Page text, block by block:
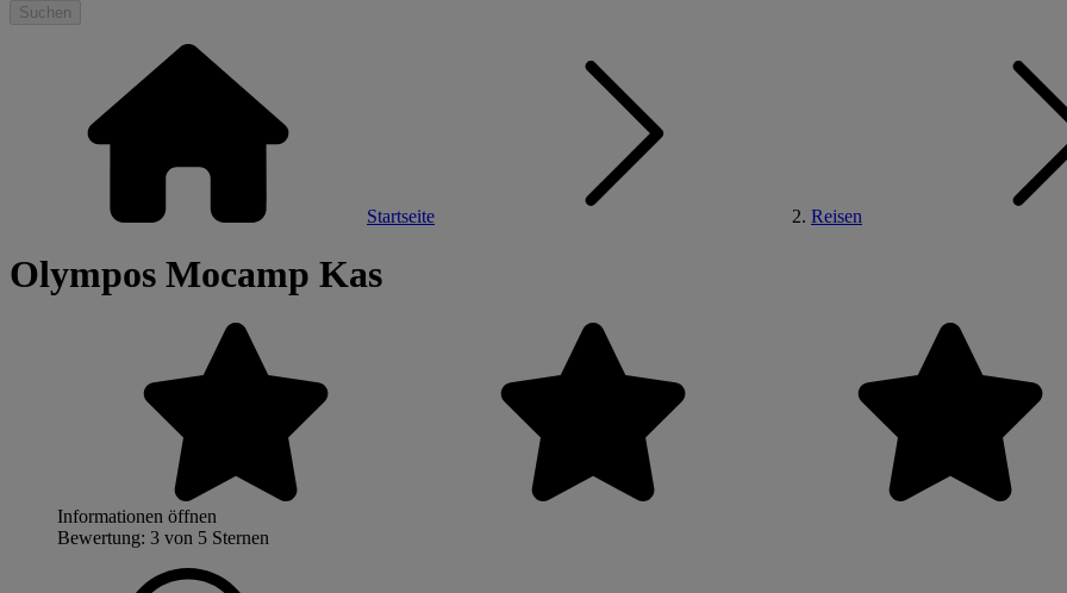
Suchen
Startseite Reisen
Olympos Mocamp Kas
Informationen öffnen
Bewertung: 3 von 5 Sternen